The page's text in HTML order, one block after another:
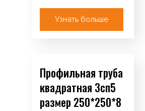
Арматура Катанка /
Круг / ТУ Сетка
Узнать больше
Профильная труба
квадратная 3сп5
размер 250*250*8